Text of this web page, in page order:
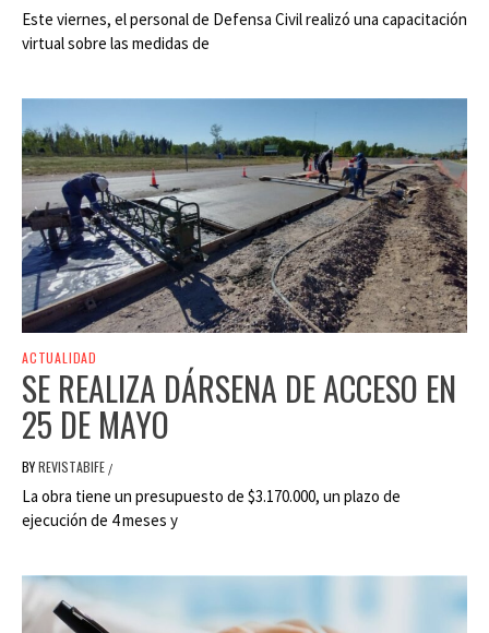
Este viernes, el personal de Defensa Civil realizó una capacitación
virtual sobre las medidas de
ACTUALIDAD
SE REALIZA DÁRSENA DE ACCESO EN
25 DE MAYO
BYREVISTABIFE /
La obra tiene un presupuesto de $3.170.000, un plazo de
ejecución de 4 meses y